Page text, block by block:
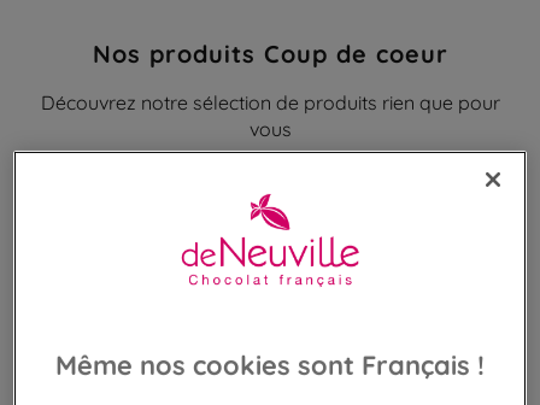
Nos produits Coup de coeur
Découvrez notre sélection de produits rien que pour
vous
Même nos cookies sont Français !